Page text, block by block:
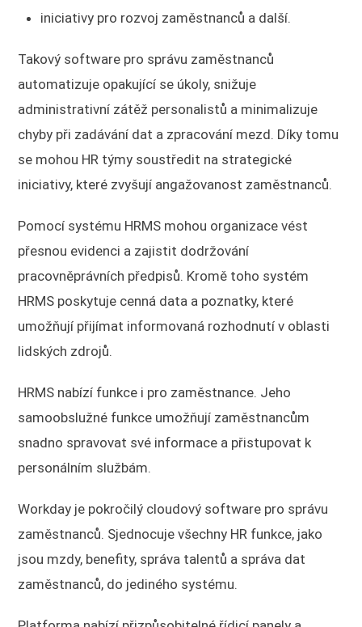
iniciativy pro rozvoj zaměstnanců a další.
Takový software pro správu zaměstnanců
automatizuje opakující se úkoly, snižuje
administrativní zátěž personalistů a minimalizuje
chyby při zadávání dat a zpracování mezd. Díky tomu
se mohou HR týmy soustředit na strategické
iniciativy, které zvyšují angažovanost zaměstnanců.
Pomocí systému HRMS mohou organizace vést
přesnou evidenci a zajistit dodržování
pracovněprávních předpisů. Kromě toho systém
HRMS poskytuje cenná data a poznatky, které
umožňují přijímat informovaná rozhodnutí v oblasti
lidských zdrojů.
HRMS nabízí funkce i pro zaměstnance. Jeho
samoobslužné funkce umožňují zaměstnancům
snadno spravovat své informace a přistupovat k
personálním službám.
Workday je pokročilý cloudový software pro správu
zaměstnanců. Sjednocuje všechny HR funkce, jako
jsou mzdy, benefity, správa talentů a správa dat
zaměstnanců, do jediného systému.